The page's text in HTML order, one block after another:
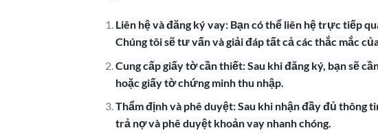
Liên hệ và đăng ký vay: Bạn có thể liên hệ trực tiếp
Chúng tôi sẽ tư vấn và giải đáp tất cả các thắc mắc
Cung cấp giấy tờ cần thiết: Sau khi đăng ký, bạn sẽ
hoặc giấy tờ chứng minh thu nhập.
Thẩm định và phê duyệt: Sau khi nhận đầy đủ thông
trả nợ và phê duyệt khoản vay nhanh chóng.